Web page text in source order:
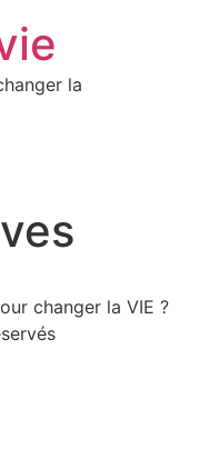
la
changer la VIE ?